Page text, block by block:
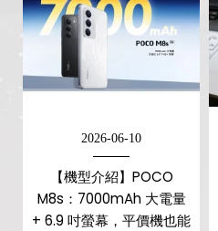
2026-06-10
【機型介紹】POCO
M8s：7000mAh 大電量
+ 6.9 吋螢幕，平價機也能